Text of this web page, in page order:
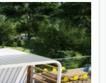
հաճախ դարձնում